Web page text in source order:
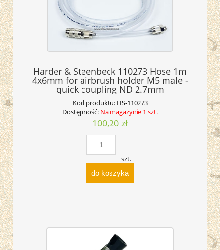
Harder & Steenbeck 110273 Hose 1m
4x6mm for airbrush holder M5 male -
quick coupling ND 2.7mm
Kod produktu: HS-110273
Dostępność: Na magazynie 1 szt.
100,20 zł
szt.
do koszyka